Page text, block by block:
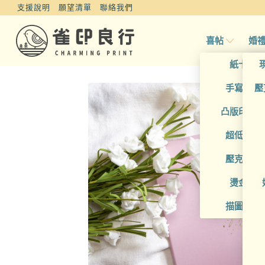
支援說明 願望清單 聯絡我們
喜帖
紙卡喜帖
手寫風喜
凸版印刷
超低價喜
壓克力喜
燙金喜帖
描圖紙喜
婚